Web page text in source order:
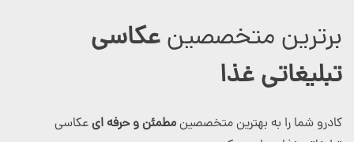
برترین متخصصینعکاسی
تبلیغاتی غذا
کادرو شما را به بهترین متخصصینمطمئن و حرفه ایعکاسی